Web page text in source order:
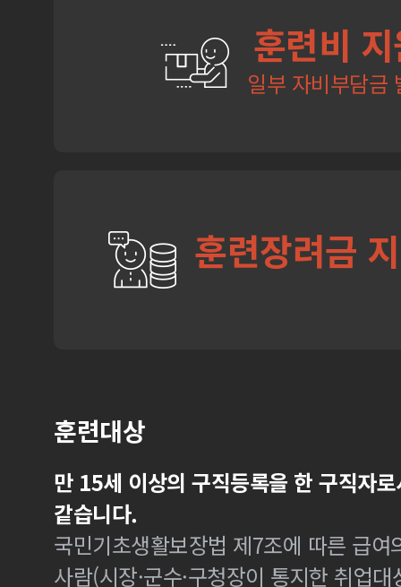
훈련비
일부 자비부담금
훈련장려금
훈련대상
만 15세 이상의 구직등록을 한 구직자
같습니다.
국민기초생활보장법 제7조에 따른 급
사람(시장·군수·구청장이 통지한 취업